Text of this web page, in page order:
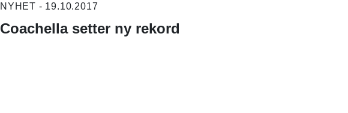
NYHET - 19.10.2017
Coachella setter ny rekord